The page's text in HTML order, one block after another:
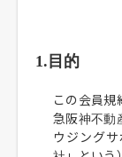
収納メソッ
住まいの
とってお
街の話題
ご優待
会員様ご
イベント・プ
1.目的
この会員規
急阪神不動
ウジング